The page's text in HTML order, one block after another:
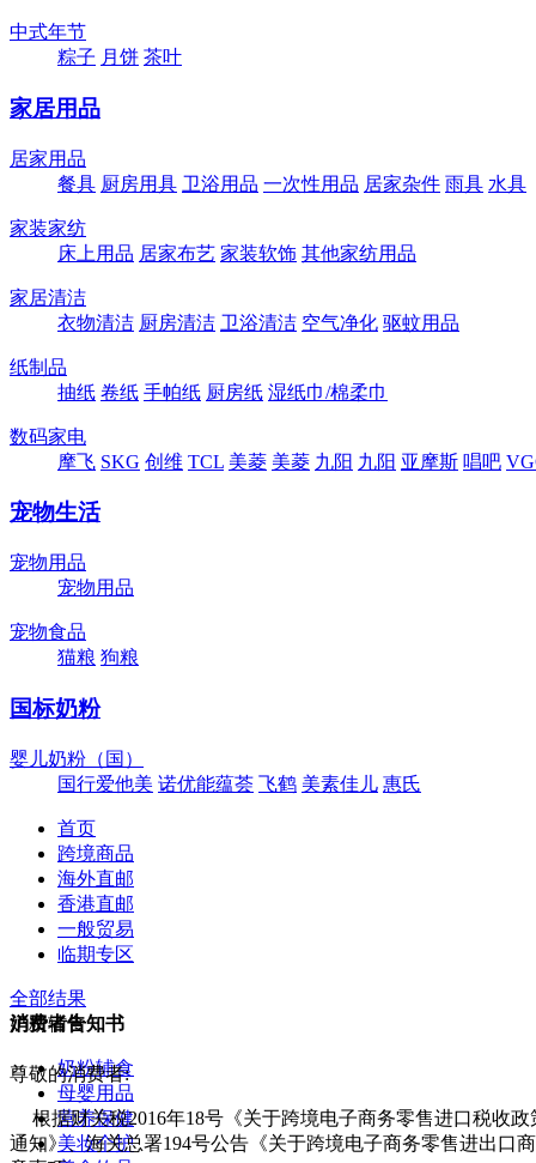
中式年节
粽子 月饼 茶叶
家居用品
居家用品
餐具 厨房用具 卫浴用品 一次性用品 居家杂件 雨具 水具
家装家纺
床上用品 居家布艺 家装软饰 其他家纺用品
家居清洁
衣物清洁 厨房清洁 卫浴清洁 空气净化 驱蚊用品
纸制品
抽纸 卷纸 手帕纸 厨房纸 湿纸巾/棉柔巾
数码家电
摩飞 SKG 创维 TCL 美菱 美菱 九阳 九阳 亚摩斯 唱吧
宠物生活
宠物用品
宠物用品
宠物食品
猫粮 狗粮
国标奶粉
婴儿奶粉（国）
国行爱他美 诺优能蕴荟 飞鹤 美素佳儿 惠氏
首页
跨境商品
海外直邮
香港直邮
一般贸易
临期专区
消费者告知书
尊敬的消费者:
根据财关税2016年18号《关于跨境电子商务零售进口税收
通知》、海关总署194号公告《关于跨境电子商务零售进出口
全部结果
奶粉辅食
奶粉辅食
母婴用品
营养保健
美妆个护